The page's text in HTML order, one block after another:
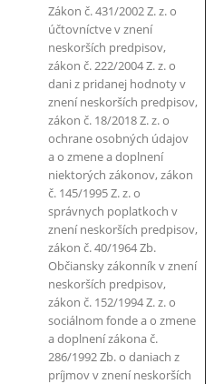
Zákon č. 431/2002 Z. z. o
účtovníctve v znení
neskorších predpisov,
zákon č. 222/2004 Z. z. o
dani z pridanej hodnoty v
znení neskorších predpisov,
zákon č. 18/2018 Z. z. o
ochrane osobných údajov
a o zmene a doplnení
niektorých zákonov, zákon
č. 145/1995 Z. z. o
správnych poplatkoch v
znení neskorších predpisov,
zákon č. 40/1964 Zb.
Občiansky zákonník v znení
neskorších predpisov,
zákon č. 152/1994 Z. z. o
sociálnom fonde a o zmene
a doplnení zákona č.
286/1992 Zb. o daniach z
príjmov v znení neskorších